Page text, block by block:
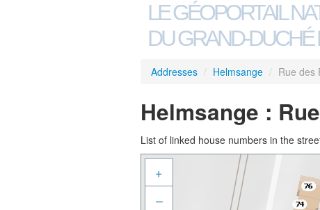
LE GÉOPORTAIL
DU GRAND-
Addresses / Helmsange / Rue des
Helmsange :
List of linked house numbers in the
+
–